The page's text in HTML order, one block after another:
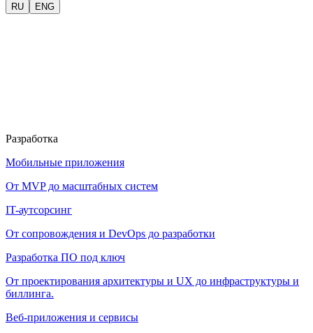
RU ENG
Разработка
Мобильные приложения
От MVP до масштабных систем
IT-аутсорсинг
От сопровождения и DevOps до разработки
Разработка ПО под ключ
От проектирования архитектуры и UX до инфраструктуры и
биллинга.
Веб-приложения и сервисы